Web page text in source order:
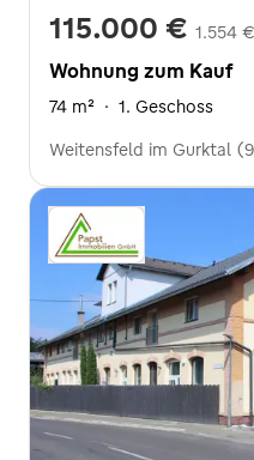
115.000 € 1.554
Wohnung zum Kauf
74 m² · 1. Geschoss
Weitensfeld im Gurktal